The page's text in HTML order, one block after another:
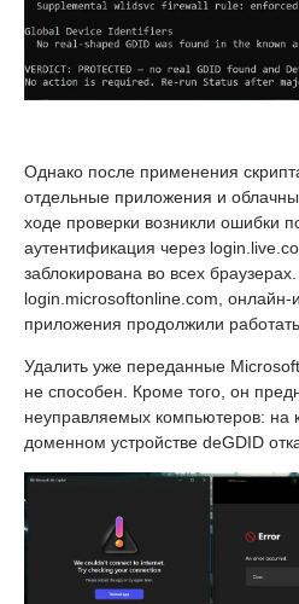
Однако после применения
отдельные приложения и
ходе проверки возникли ошибки
аутентификация через
заблокирована во всех
login.microsoftonline.com, онлайн-
приложения продолжили работать.
Удалить уже переданные
не способен. Кроме того, он
неуправляемых компьютеров: на
доменном устройстве deGDID